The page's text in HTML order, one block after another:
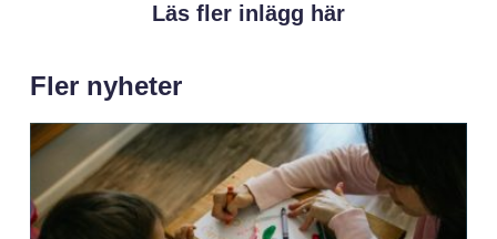
Läs fler inlägg här
Fler nyheter